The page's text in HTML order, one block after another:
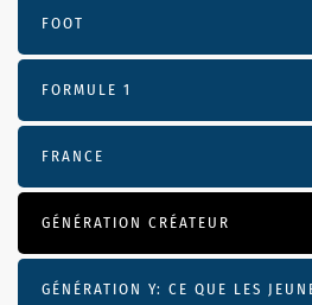
FOOT
FORMULE 1
FRANCE
GÉNÉRATION CRÉATEUR
GÉNÉRATION Y: CE QUE LES